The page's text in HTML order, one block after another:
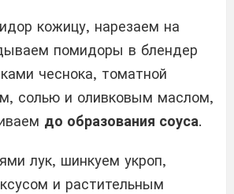
кожицу, нарезаем на
помидоры в блендер
чеснока, томатной
солью и оливковым маслом,
до образования соуса.
лук, шинкуем укроп,
и растительным